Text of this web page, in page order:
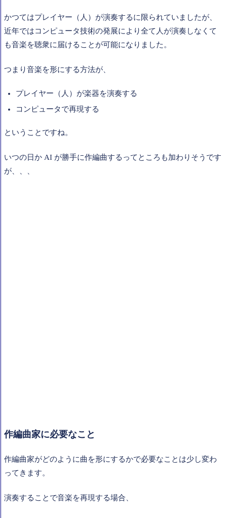
かつてはプレイヤー（人）が演奏するに限られていましたが、
近年ではコンピュータ技術の発展により全て人が演奏しなくて
も音楽を聴衆に届けることが可能になりました。
つまり音楽を形にする方法が、
プレイヤー（人）が楽器を演奏する
コンピュータで再現する
ということですね。
いつの日か AI が勝手に作編曲するってところも加わりそうです
が、、、
作編曲家に必要なこと
作編曲家がどのように曲を形にするかで必要なことは少し変わ
ってきます。
演奏することで音楽を再現する場合、